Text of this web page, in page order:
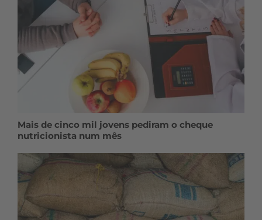
Mais de cinco mil jovens pediram o cheque
nutricionista num mês